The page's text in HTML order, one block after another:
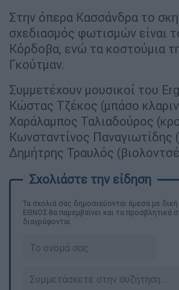
Στην όπερα Κασσάνδρα το
σχεδιασμός φωτισμών είναι
Κόρδοβα, ενώ τα κοστούμια
Γκούτμαν.
Συμμετέχουν μουσικοί του
Κώστας Τζέκος (μπάσο
Χαράλαμπος Ταλιαδούρος
Κωνσταντίνος Παναγιωτίδης
Δημήτρης Τραυλός
Τα σχολιά σας δημοσιεύονται άμεσα με
ΕΘΝΟΣ θα παρεμβαίνει και τα προσβλητικά
διαγράφονται